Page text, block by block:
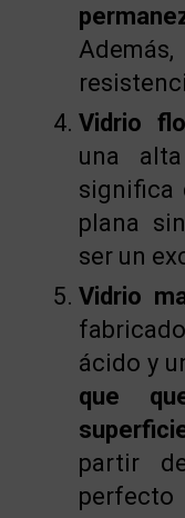
Vidrio
una
significa
plana
ser un
Vidrio
ácido y
que
partir